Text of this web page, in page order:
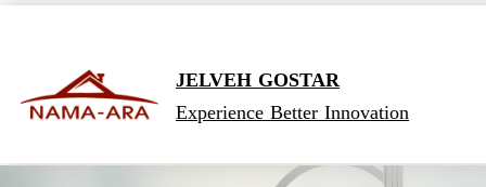
JELVEH GOSTAR
Experience Better Innovation